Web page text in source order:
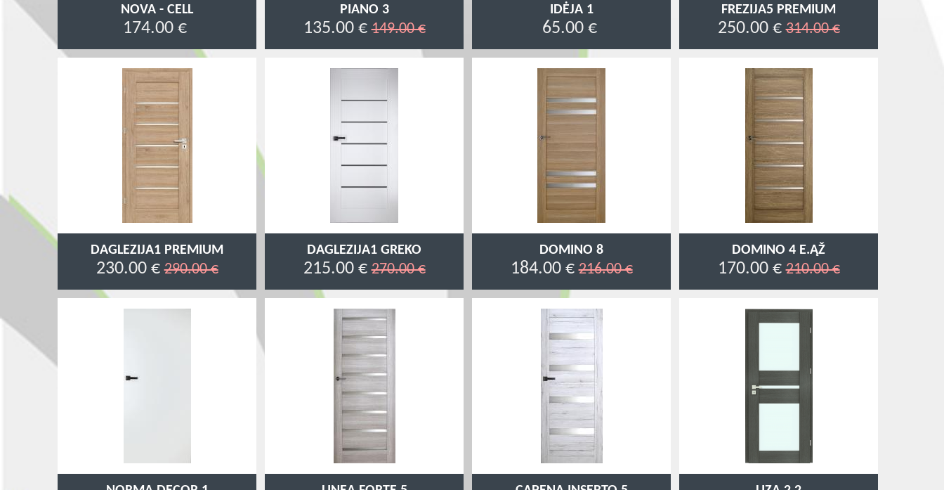
NOVA - CELL
174.00 €
PIANO 3
135.00 € 149.00 €
IDĖJA 1
65.00 €
FREZIJA5 PREMIUM
250.00 € 314.00 €
DAGLEZIJA1 PREMIUM
230.00 € 290.00 €
DAGLEZIJA1 GREKO
215.00 € 270.00 €
DOMINO 8
184.00 € 216.00 €
DOMINO 4 E.ĄŽ
170.00 € 210.00 €